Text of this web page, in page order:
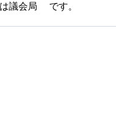
議会局 です。